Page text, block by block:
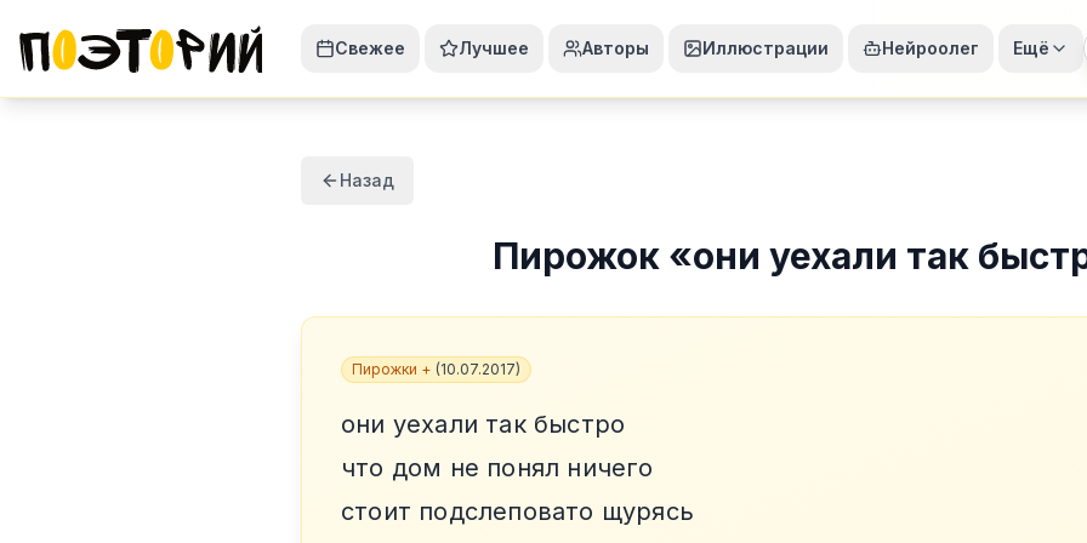
Свежее Лучшее Авторы Иллюстрации Нейроолег Ещё
Назад
Пирожок«они уехали так
Пирожки + (10.07.2017)
они уехали так быстро
что дом не понял ничего
стоит подслеповато щурясь